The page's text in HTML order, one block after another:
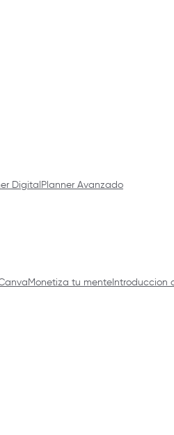
Digital Planner Avanzado
Monetiza tu mente Introduccion